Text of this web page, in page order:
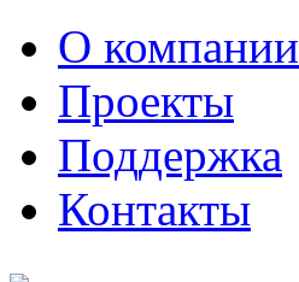
О компании
Проекты
Поддержка
Контакты